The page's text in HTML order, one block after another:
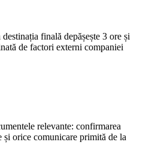
finală depășește 3 ore și
de factori externi companiei
relevante: confirmarea
și orice comunicare primită de la